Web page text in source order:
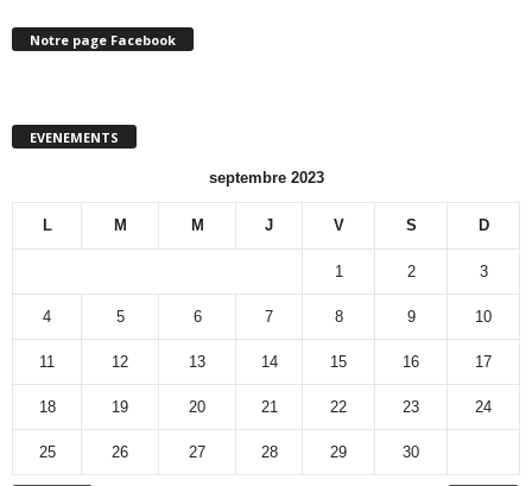
Notre page Facebook
EVENEMENTS
septembre 2023
L M M J V S D
1 2 3
4 5 6 7 8 9 10
11 12 13 14 15 16 17
18 19 20 21 22 23 24
25 26 27 28 29 30